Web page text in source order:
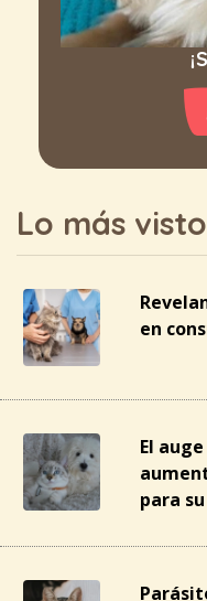
Lo más visto
en
El
para